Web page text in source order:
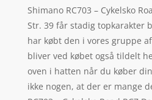
Shimano RC703 – Cykelsko
Str. 39 får stadig topkarakter
har købt den i vores gruppe
bliver ved købet også tildelt
oven i hatten når du køber
ikke nogen, at der er mange